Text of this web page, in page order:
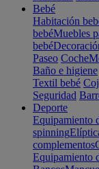
Bebé
Habitación
bebéMuebles
bebé
Paseo Coche
Baño e higiene
Textil bebé
Seguridad
Deporte
Equipamiento
spinning
complementos
Equipamiento